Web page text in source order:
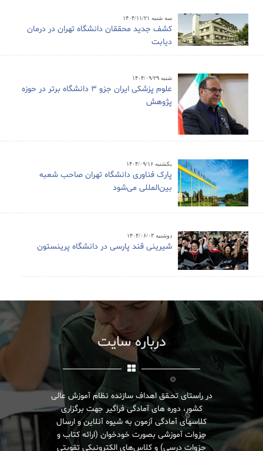
سه شنبه ۱۴۰۴/۱۱/۲۱
کشف جدید محققان دانشگاه تهران در درمان
دیابت
شنبه ۱۴۰۴/۰۹/۲۹
علوم پزشکی ایران جزو ۳ دانشگاه برتر در حوزه
پژوهش
یکشنبه ۱۴۰۴/۰۹/۱۶
پارک فناوری دانشگاه تهران صاحب شعبه
بین‌المللی می‌شود
دوشنبه ۱۴۰۴/۰۶/۰۳
شیرینی قند پارسی در دانشگاه پرینستون
درباره سایت
در راستای تحـقق اهداف سازنده نظام آموزش عالی
کشور، دوره های آمادگی فراگیر جهت برگزاری
کلاسهای آمادگی آزمون به شیوه آنلاین و ارسال
جزوات آموزشی بصورت خودخوان (ارائه کتاب و
جزوات درسی) و کلاس‌های الکترونیکی تقویتی